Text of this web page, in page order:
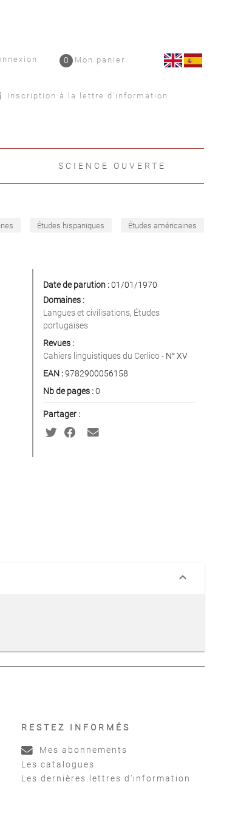
Mon panier
0
Inscription à la lettre d'information
SCIENCE OUVERTE
Études hispaniques Études américaines
Date de parution :01/01/1970
Domaines :
Langues et civilisations, Études
portugaises
Revues :
Cahiers linguistiques du Cerlico- N° XV
EAN :9782900056158
Nb de pages :0
Partager :
keyboard_arrow_down
RESTEZ INFORMÉS
Mes abonnements
Les catalogues
Les dernières lettres d'information